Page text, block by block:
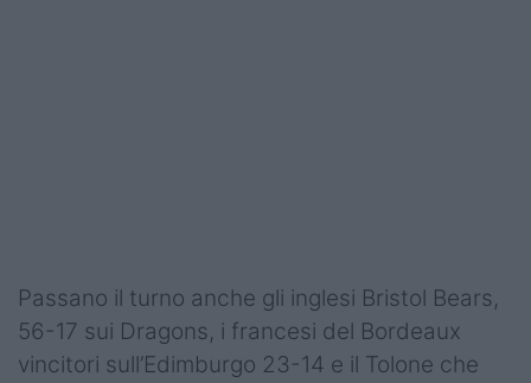
Passano il turno anche gli inglesi Bristol Bears,
56-17 sui Dragons, i francesi del Bordeaux
vincitori sull’Edimburgo 23-14 e il Tolone che